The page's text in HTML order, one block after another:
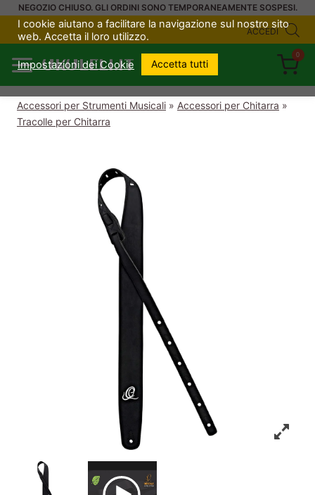
SaltaNEGOZIO CHIUSO. GLI ORDINI SONO TEMPORANEAMENTE SOSPESI.
ACCEDI
UKULELI.IT
0
Accessori per Strumenti Musicali » Accessori per Chitarra »
Tracolle per Chitarra
I cookie aiutano a facilitare la navigazione sul nostro sito
web. Accetta il loro utilizzo.
Impostazioni dei Cookie Accetta tutti